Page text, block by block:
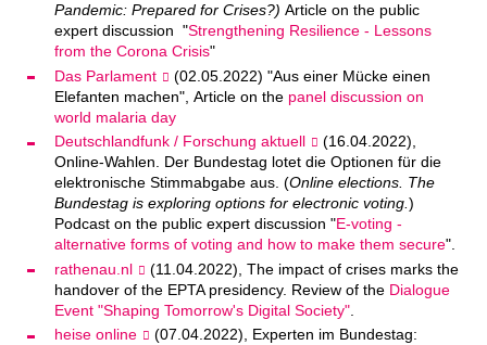
Pandemic: Prepared for Crises?) Article on the public
expert discussion "Strengthening Resilience - Lessons
from the Corona Crisis"
Das Parlament
(02.05.2022) "Aus einer Mücke einen
Elefanten machen", Article on the panel discussion on
world malaria day
Deutschlandfunk / Forschung aktuell
(16.04.2022),
Online-Wahlen. Der Bundestag lotet die Optionen für die
elektronische Stimmabgabe aus. (Online elections. The
Bundestag is exploring options for electronic voting.)
Podcast on the public expert discussion "E-voting -
alternative forms of voting and how to make them secure".
rathenau.nl
(11.04.2022), The impact of crises marks the
handover of the EPTA presidency. Review of the Dialogue
Event "Shaping Tomorrow's Digital Society".
heise online
(07.04.2022), Experten im Bundestag: